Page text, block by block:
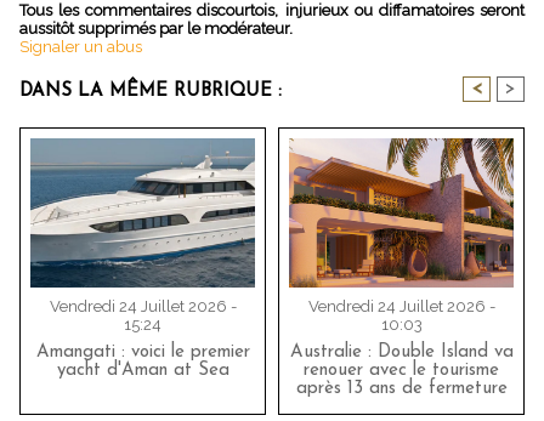
Tous les commentaires discourtois, injurieux ou diffamatoires seront
aussitôt supprimés par le modérateur.
Signaler un abus
DANS LA MÊME RUBRIQUE : < >
Vendredi 24 Juillet 2026 -
15:24
Amangati : voici le premier
yacht d'Aman at Sea
Vendredi 24 Juillet 2026 -
10:03
Australie : Double Island va
renouer avec le tourisme
après 13 ans de fermeture